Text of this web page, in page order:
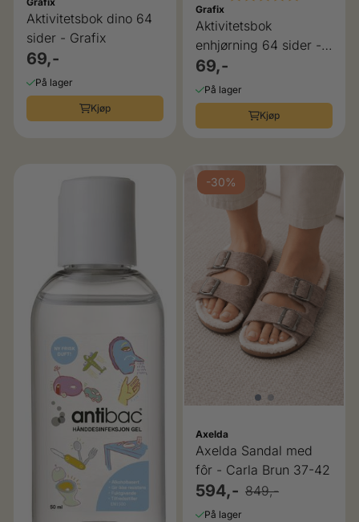
Aktivitetsbok dino 64
sider - Grafix
69,-
På lager
Kjøp
Grafix
Aktivitetsbok
enhjørning 64 sider -
Grafix
69,-
På lager
Kjøp
-30%
Axelda
Axelda Sandal med
fôr - Carla Brun 37-42
594,- 849,-
På lager